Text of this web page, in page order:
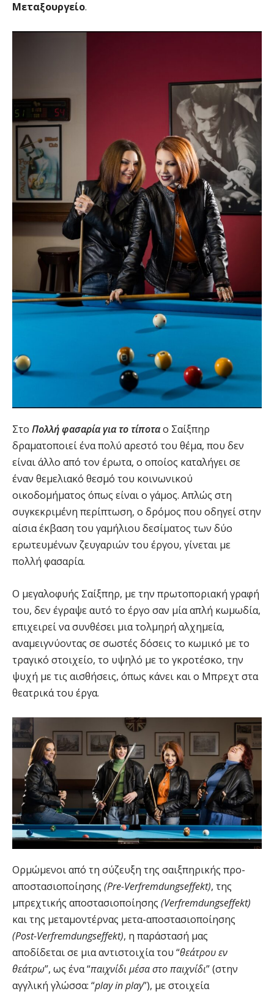
Μεταξουργείο.
Στο Πολλή φασαρία για το τίποταο Σαίξπηρ
δραματοποιεί ένα πολύ αρεστό του θέμα, που δεν
είναι άλλο από τον έρωτα, ο οποίος καταλήγει σε
έναν θεμελιακό θεσμό του κοινωνικού
οικοδομήματος όπως είναι ο γάμος. Απλώς στη
συγκεκριμένη περίπτωση, ο δρόμος που οδηγεί στην
αίσια έκβαση του γαμήλιου δεσίματος των δύο
ερωτευμένων ζευγαριών του έργου, γίνεται με
πολλή φασαρία.
Ο μεγαλοφυής Σαίξπηρ, με την πρωτοποριακή γραφή
του, δεν έγραψε αυτό το έργο σαν μία απλή κωμωδία,
επιχειρεί να συνθέσει μια τολμηρή αλχημεία,
αναμειγνύοντας σε σωστές δόσεις το κωμικό με το
τραγικό στοιχείο, το υψηλό με το γκροτέσκο, την
ψυχή με τις αισθήσεις, όπως κάνει και ο Μπρεχτ στα
θεατρικά του έργα.
Ορμώμενοι από τη σύζευξη της σαιξπηρικής προ-
αποστασιοποίησης (Pre-Verfremdungseffekt), της
μπρεχτικής αποστασιοποίησης (Verfremdungseffekt)
και της μεταμοντέρνας μετα-αποστασιοποίησης
(Post-Verfremdungseffekt), η παράστασή μας
αποδίδεται σε μια αντιστοιχία του “θεάτρου εν
θεάτρω”, ως ένα “παιχνίδι μέσα στο παιχνίδι” (στην
αγγλική γλώσσα: “play in play”), με στοιχεία